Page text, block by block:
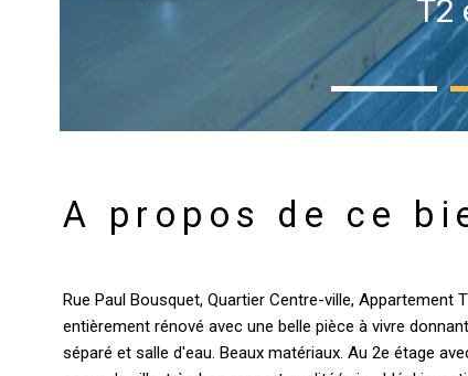
T2
A propos de ce
Rue Paul Bousquet, Quartier Centre-ville, Appartement
entièrement rénové avec une belle pièce à vivre
séparé et salle d'eau. Beaux matériaux. Au 2e étage